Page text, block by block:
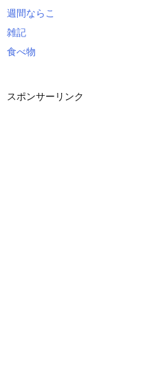
週間ならこ
雑記
食べ物
スポンサーリンク